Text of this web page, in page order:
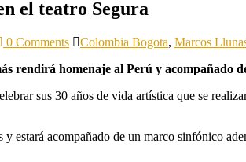
el teatro Segura
0 Comments Colombia Bogota, Marcos
rendirá homenaje al Perú y acompañado
sus 30 años de vida artística que se
estará acompañado de un marco sinfónico